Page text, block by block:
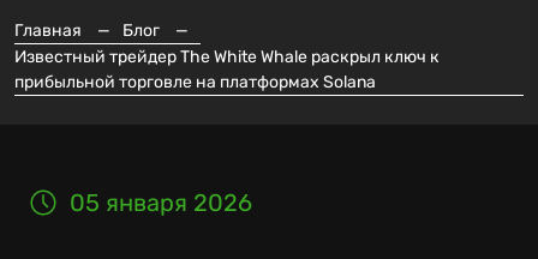
Главная — Блог
—
Известный трейдер The White Whale раскрыл ключ к
прибыльной торговле на платформах Solana
05 января 2026